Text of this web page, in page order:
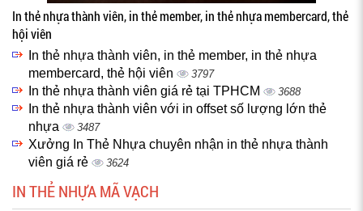
In thẻ nhựa thành viên, in thẻ member, in thẻ nhựa membercard, thẻ
hội viên
In thẻ nhựa thành viên, in thẻ member, in thẻ nhựa
membercard, thẻ hội viên
3797
In thẻ nhựa thành viên giá rẻ tại TPHCM 3688
In thẻ nhựa thành viên với in offset số lượng lớn thẻ
nhựa
3487
Xưởng In Thẻ Nhựa chuyên nhận in thẻ nhựa thành
viên giá rẻ
3624
IN THẺ NHỰA MÃ VẠCH